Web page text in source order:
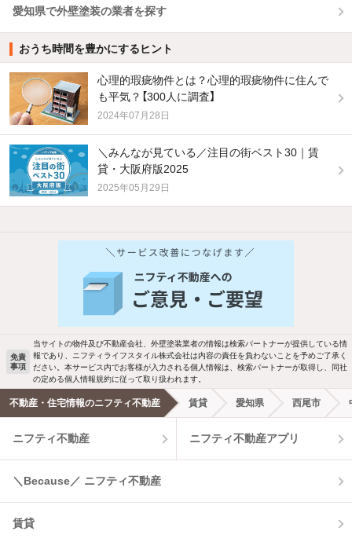
愛知県で外壁塗装の業者を探す
おうち時間を豊かにするヒント
心理的瑕疵物件とは？心理的瑕疵物件に住んで
も平気？【300人に調査】
2024年07月28日
＼みんなが見ている／注目の街ベスト30｜賃
貸・大阪府版2025
2025年05月29日
他の人はこんな条件で絞り込んでいます！
バス・トイレ別 2階以上
洗濯機置場あり 独立洗面台
エアコンあり 都市ガス
温水洗浄便座 オートロック
コンロ2口以上
新着物件メール通知
ご希望の条件の物件が見つかり次第、メ
新着メール通知を受け取る
免責
事項
当サイトの物件及び不動産会社、外壁塗装業者の情報は検索パートナーが提供している情
報であり、ニフティライフスタイル株式会社は内容の責任を負わないことを予めご了承く
ださい。本サービス内でお客様が入力される個人情報は、検索パートナーが取得し、同社
の定める個人情報規約に従って取り扱われます。
不動産・住宅情報のニフティ不動産 賃貸 愛知県 西尾市
ニフティ不動産 ニフティ不動産アプリ
＼Because／ ニフティ不動産
賃貸